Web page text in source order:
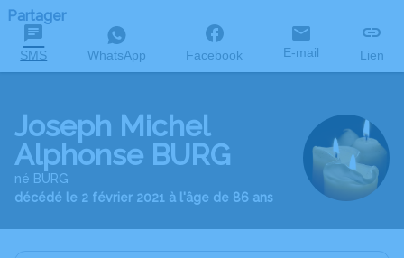
Partager
SMS WhatsApp Facebook E-mail Lien
Joseph Michel
Alphonse BURG
né BURG
décédé le 2 février 2021 à l'âge de 86 ans